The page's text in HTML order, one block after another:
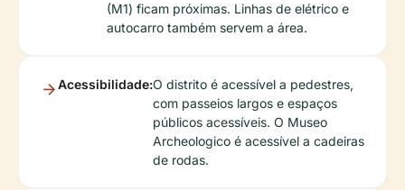
(M1) ficam próximas. Linhas de elétrico e
autocarro também servem a área.
Acessibilidade:O distrito é acessível a pedestres,
com passeios largos e espaços
públicos acessíveis. O Museo
Archeologico é acessível a cadeiras
de rodas.